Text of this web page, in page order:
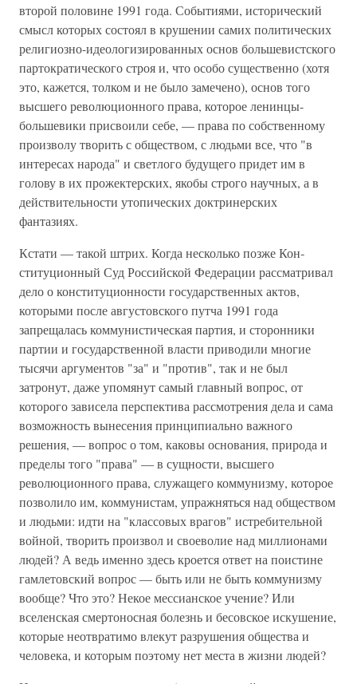
второй половине 1991 года. Событиями, исторический
смысл кото­рых состоял в крушении самих политических
религиозно-идеологизированных основ большевистского
партократического строя и, что особо существенно (хотя
это, ка­жется, толком и не было замечено), основ того
высшего ре­волюционного права, которое ленинцы-
большевики при­своили себе, — права по собственному
произволу творить с обществом, с людьми все, что "в
интересах народа" и свет­лого будущего придет им в
голову в их прожектерских, якобы строго научных, а в
действительности утопических доктри­нерских
фантазиях.
Кстати — такой штрих. Когда несколько позже Кон­
ституционный Суд Российской Федерации рассматривал
дело о конституционности государственных актов,
которы­ми после августовского путча 1991 года
запрещалась ком­мунистическая партия, и сторонники
партии и государственной власти приводили многие
тысячи аргументов "за" и "против", так и не был
затронут, даже упомянут самый главный вопрос, от
которого зависела перспектива рассмот­рения дела и сама
возможность вынесения принципиально важного
решения, — вопрос о том, каковы основания, при­рода и
пределы того "права" — в сущности, высшего
революционного права, служащего коммунизму, которое
позволило им, коммунистам, упражняться над обществом
и людьми: идти на "классовых врагов" истребительной
вой­ной, творить произвол и своеволие над миллионами
людей? А ведь именно здесь кроется ответ на поистине
гамлетов­ский вопрос — быть или не быть коммунизму
вообще? Что это? Некое мессианское учение? Или
вселенская смерто­носная болезнь и бесовское искушение,
которые неотвратимо влекут разрушения общества и
человека, и которым поэтому нет места в жизни людей?